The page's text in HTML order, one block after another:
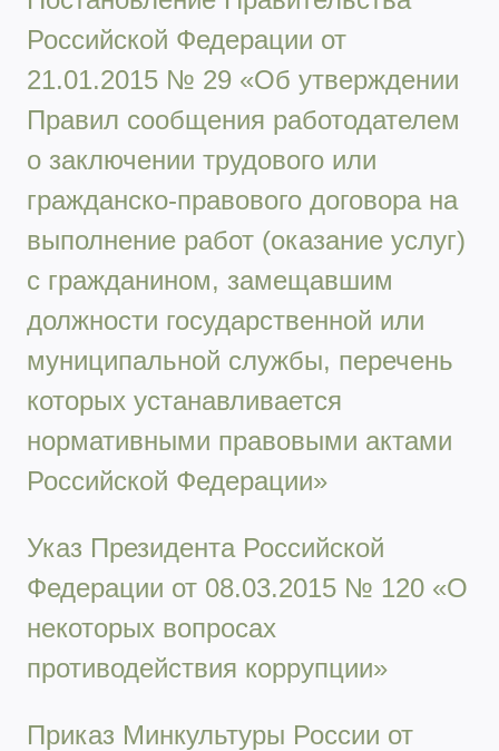
Российской Федерации от
21.01.2015 № 29 «Об утверждении
Правил сообщения работодателем
о заключении трудового или
гражданско-правового договора на
выполнение работ (оказание услуг)
с гражданином, замещавшим
должности государственной или
муниципальной службы, перечень
которых устанавливается
нормативными правовыми актами
Российской Федерации»
Указ Президента Российской
Федерации от 08.03.2015 № 120 «О
некоторых вопросах
противодействия коррупции»
Приказ Минкультуры России от